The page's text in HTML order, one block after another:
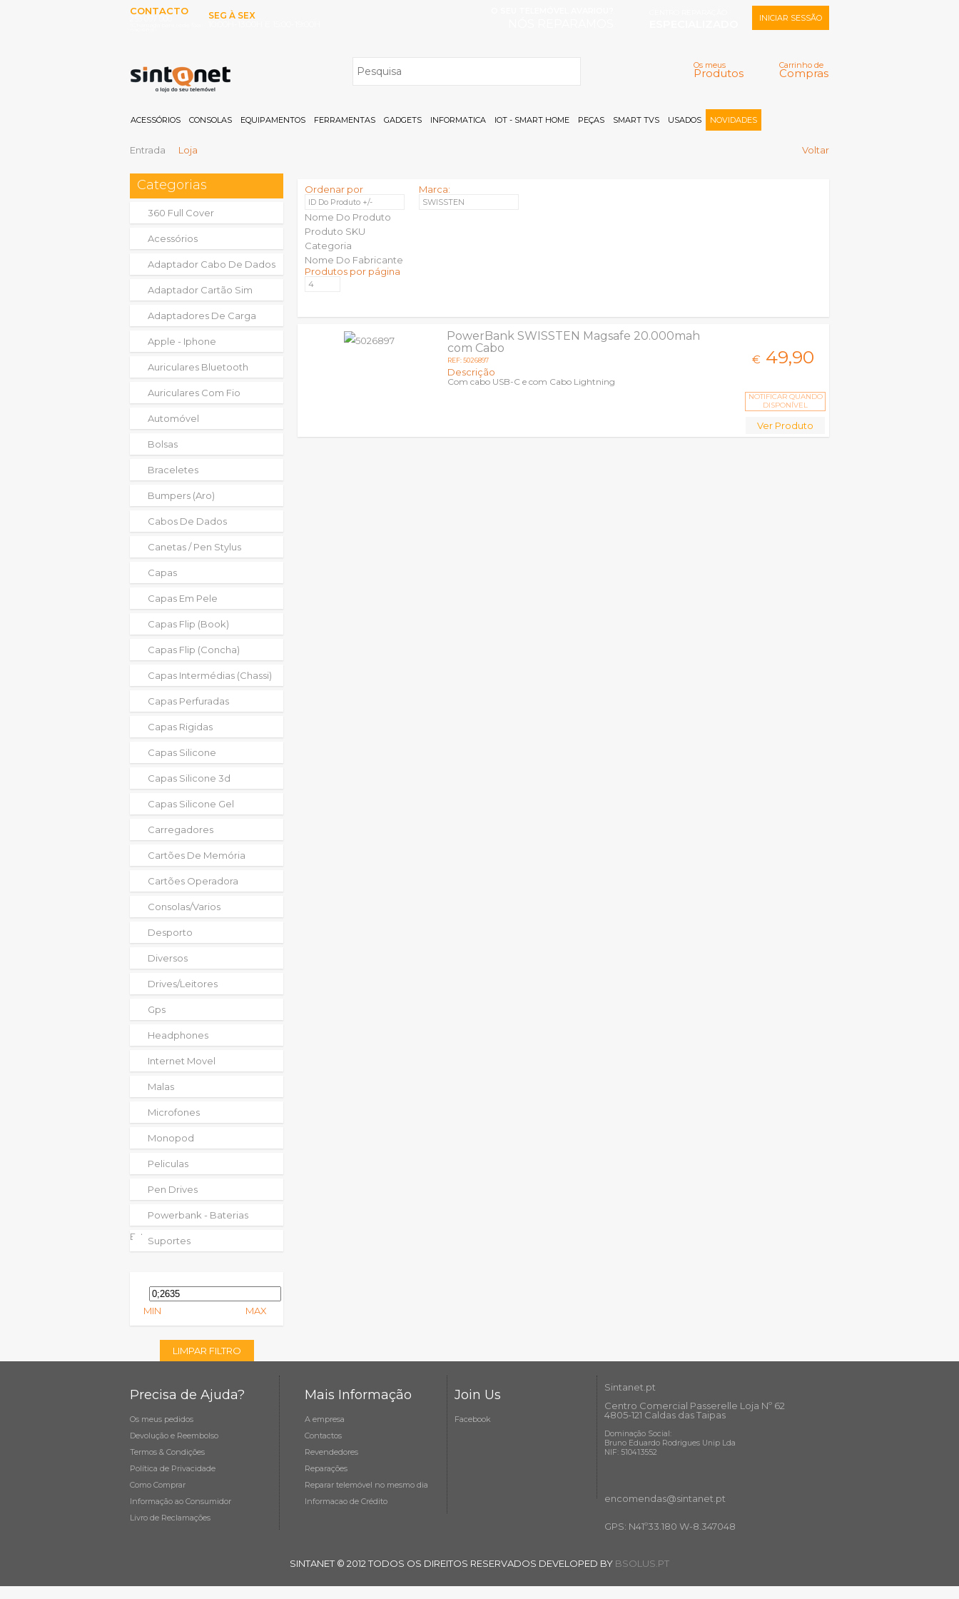
CONTACTO
SEG À SEX
Carrinho de
Compras
Os meus
Produtos
INICIAR SESSÃO
Memorizar
Registar |
ACESSÓRIOS CONSOLAS EQUIPAMENTOS FERRAMENTAS GADGETS INFORMATICA IOT - SMART HOME PEÇAS SMART TVS USADOS NOVIDADES
Entrada Loja Voltar
Categorias
360 Full Cover
Acessórios
Adaptador Cabo De Dados
Adaptador Cartão Sim
Adaptadores De Carga
Apple - Iphone
Auriculares Bluetooth
Auriculares Com Fio
Automóvel
Bolsas
Braceletes
Bumpers (aro)
Cabos De Dados
Canetas / Pen Stylus
Capas
Capas Em Pele
Capas Flip (book)
Capas Flip (concha)
Capas Intermédias (chassi)
Capas Perfuradas
Capas Rigidas
Capas Silicone
Capas Silicone 3d
Capas Silicone Gel
Carregadores
Cartões De Memória
Cartões Operadora
Consolas/varios
Desporto
Diversos
Drives/leitores
Gps
Headphones
Internet Movel
Malas
Microfones
Monopod
Peliculas
Pen Drives
Powerbank - Baterias
ExternasSuportes
MIN MAX
LIMPAR FILTRO
Ordenar por
ID Do Produto +/-
Nome Do Produto
Produto SKU
Categoria
Nome Do Fabricante
Marca:
SWISSTEN
Produtos por página
PowerBank SWISSTEN Magsafe 20.000mah
com Cabo
REF: 5026897
Descrição
Com cabo USB-C e com Cabo Lightning
€ 49,90
NOTIFICAR QUANDO
DISPONÍVEL
Ver Produto
Precisa de Ajuda?
Os meus pedidos
Devolução e Reembolso
Termos & Condições
Política de Privacidade
Como Comprar
Informação ao Consumidor
Livro de Reclamações
Mais Informação
A empresa
Contactos
Revendedores
Reparações
Reparar telemóvel no mesmo dia
Informacao de Crédito
Join Us
Facebook
Sintanet.pt
Centro Comercial Passerelle Loja Nº 62
4805-121 Caldas das Taipas
Dominação Social:
Bruno Eduardo Rodrigues Unip Lda
NIF: 510413552
encomendas@sintanet .pt
GPS: N41º33.180 W-8.347048
SINTANET © 2012 TODOS OS DIREITOS RESERVADOS DEVELOPED BY BSOLUS.PT